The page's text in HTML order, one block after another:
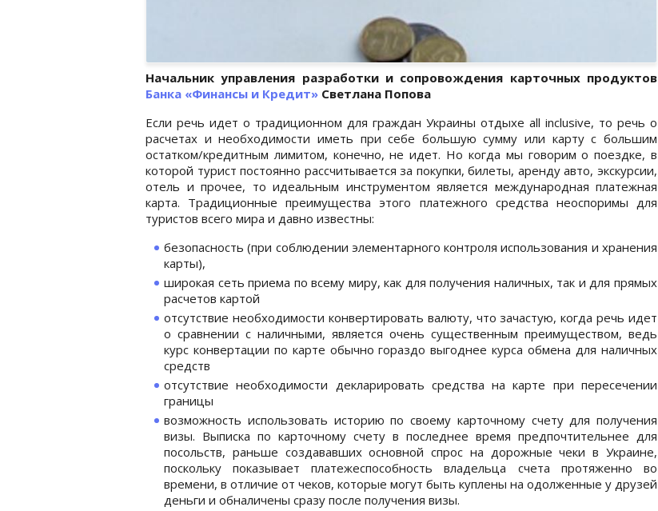
Начальник управления разработки и сопровождения карточных продуктов
Банка «Финансы и Кредит» Светлана Попова
Если речь идет о традиционном для граждан Украины отдыхе all inclusive, то речь о
расчетах и необходимости иметь при себе большую сумму или карту с большим
остатком/кредитным лимитом, конечно, не идет. Но когда мы говорим о поездке, в
которой турист постоянно рассчитывается за покупки, билеты, аренду авто, экскурсии,
отель и прочее, то идеальным инструментом является международная платежная
карта. Традиционные преимущества этого платежного средства неоспоримы для
туристов всего мира и давно известны:
безопасность (при соблюдении элементарного контроля использования и хранения
карты),
широкая сеть приема по всему миру, как для получения наличных, так и для прямых
расчетов картой
отсутствие необходимости конвертировать валюту, что зачастую, когда речь идет
о сравнении с наличными, является очень существенным преимуществом, ведь
курс конвертации по карте обычно гораздо выгоднее курса обмена для наличных
средств
отсутствие необходимости декларировать средства на карте при пересечении
границы
возможность использовать историю по своему карточному счету для получения
визы. Выписка по карточному счету в последнее время предпочтительнее для
посольств, раньше создававших основной спрос на дорожные чеки в Украине,
поскольку показывает платежеспособность владельца счета протяженно во
времени, в отличие от чеков, которые могут быть куплены на одолженные у друзей
деньги и обналичены сразу после получения визы.